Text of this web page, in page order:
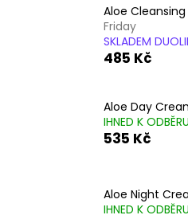
Aloe Cleansing
Friday
SKLADEM
485 Kč
Aloe Day
IHNED K ODBĚRU
535 Kč
Aloe Night
IHNED K ODBĚRU